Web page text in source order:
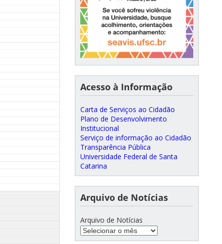
Acesso à Informação
Carta de Serviços ao Cidadão
Plano de Desenvolvimento
Institucional
Serviço de informação ao Cidadão
Transparência Pública
Universidade Federal de Santa
Catarina
Arquivo de Notícias
Arquivo de Notícias